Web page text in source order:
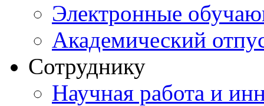
Электронные
Академический
Сотруднику
Научная работа и